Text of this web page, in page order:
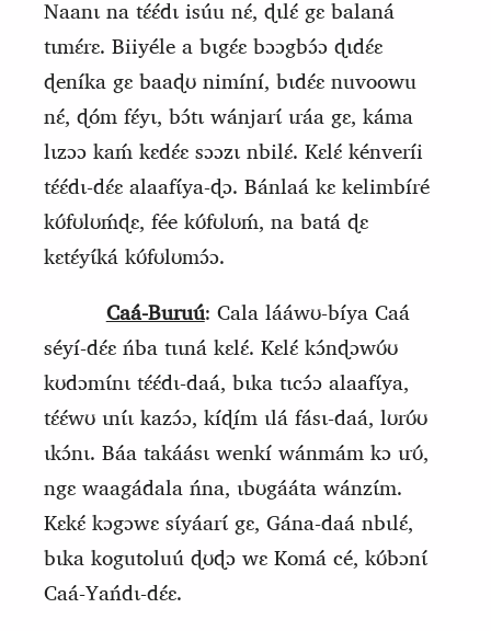
Naanɩ na tɛ́ɛ́dɩ isúu nɛ́, ɖɩlɛ́ gɛ balaná
tɩmɛ́rɛ. Biiyéle a bɩgɛ́ɛ bɔɔgbɔ́ɔ ɖɩdɛ́ɛ
ɖeníka gɛ baaɖʊ nimíní, bɩdɛ́ɛ nuvoowu
nɛ́, ɖóm fɛ́yɩ, bɔ́tɩ wánjarɩ́ ɩráa gɛ, káma
lɩzɔɔ kaḿ kɛdɛ́ɛ sɔɔzɩ nbilɛ́. Kɛlɛ́ kénveríi
tɛ́ɛ́dɩ‑dɛ́ɛ alaafɩ́ya‑ɖɔ. Bánlaá kɛ kelimbíré
kʊ́fʊlʊḿɖɛ, fée kʊ́fʊlʊḿ, na batá ɖɛ
kɛtɛ́yɩ́ká kʊ́fʊlʊmɔ́ɔ.
Caá-Buruú: Cala lááwʊ-bíya Caá
séyí-dɛ́ɛ ńba tɩɩná kɛlɛ́. Kɛlɛ́ kɔ́nɖɔwʊ́ʊ
kʊdɔmɩ́nɩ tɛ́ɛ́dɩ-daá, bɩka tɩcɔ́ɔ alaafɩ́ya,
tɛ́ɛ́wʊ ɩnɩ́ɩ kazɔ́ɔ, kíɖím ɩlá fásɩ-daá, lʊrʊ́ʊ
ɩkɔ́nɩ. Báa takáásɩ wenkí wánmám kɔ ɩrʊ́,
ngɛ waagádala ńna, ɩbʊgááta wánzɩ́m.
Kɛkɛ́ kɔgɔwɛ sɩ́yáarɩ́ gɛ, Gána-daá nbɩlɛ́,
bɩka kogutoluú ɖʊɖɔ wɛ Komá cé, kʊ́bɔnɩ́
Caá-Yańdɩ-dɛ́ɛ.